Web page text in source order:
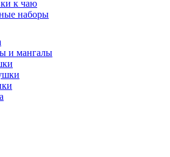
к чаю
наборы
и мангалы